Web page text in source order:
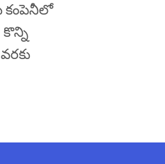
కంపెనీలో